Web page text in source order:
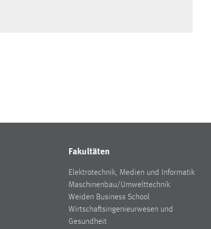
Fakultäten
Elektrotechnik, Medien und Informatik
Maschinenbau/Umwelttechnik
Weiden Business School
Wirtschaftsingenieurwesen und
Gesundheit